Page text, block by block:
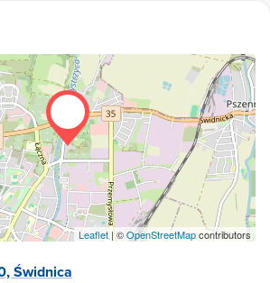
Leaflet| ©OpenStreetMapcontributors
Świdnica